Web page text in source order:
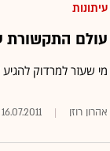
עיתונות
עולם התקשורת
מי שעזר למרדוק
אהרון רוזן 16.07.2011